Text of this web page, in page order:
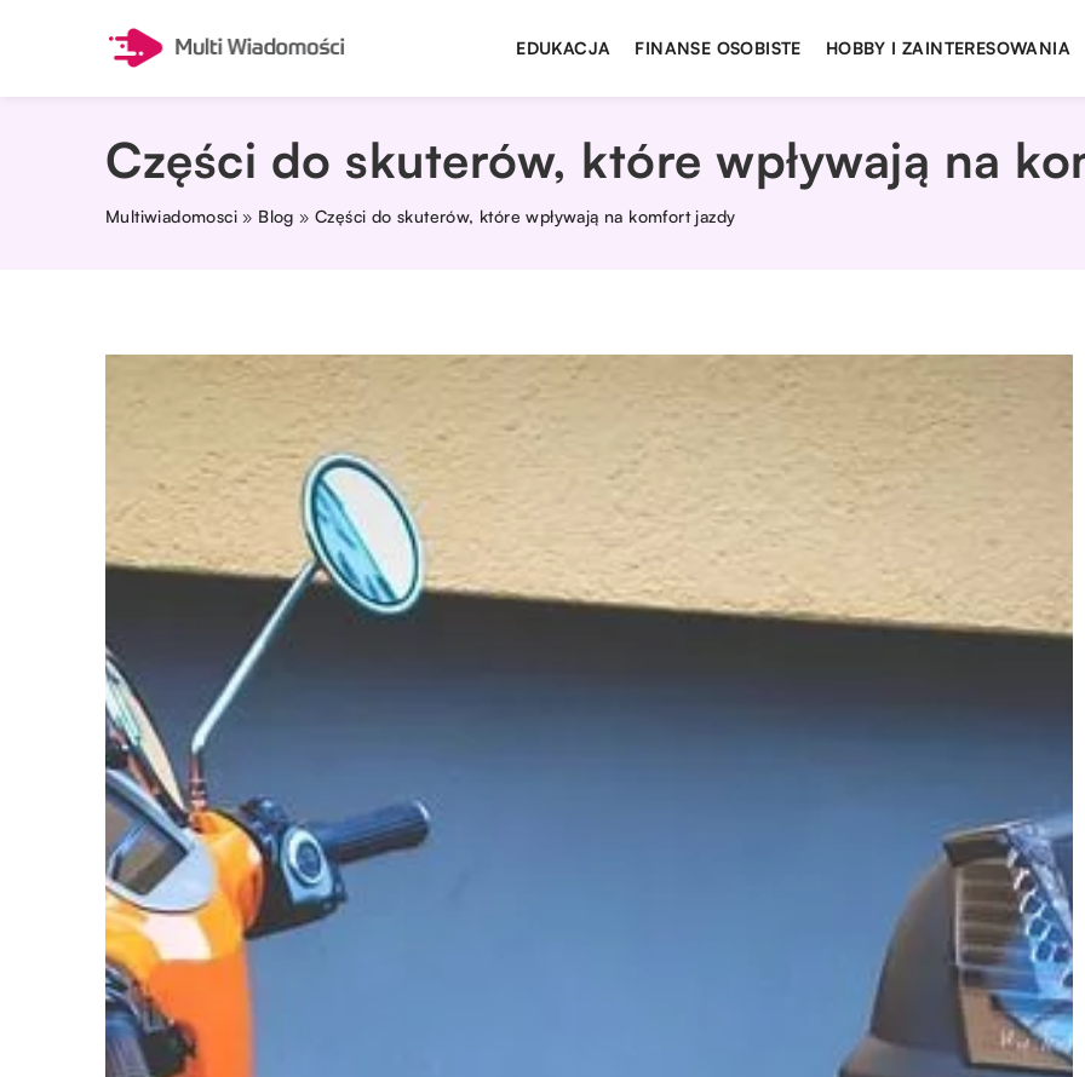
EDUKACJA FINANSE OSOBISTE HOBBY I ZAINTERESOWANIA
Części do skuterów, które wpływają na
Multiwiadomosci » Blog »Części do skuterów, które wpływają na komfort jazdy